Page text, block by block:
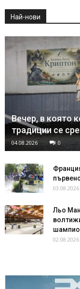
Най-нови
Вечер, в която
традиции се
04.08.2026 0
03.08.2026
Льо
02.08.2026